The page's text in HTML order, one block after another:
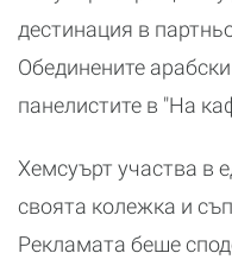
дестинация в
Обединените
панелистите в "На
Хемсуърт участва в
своята колежка и
Рекламата беше